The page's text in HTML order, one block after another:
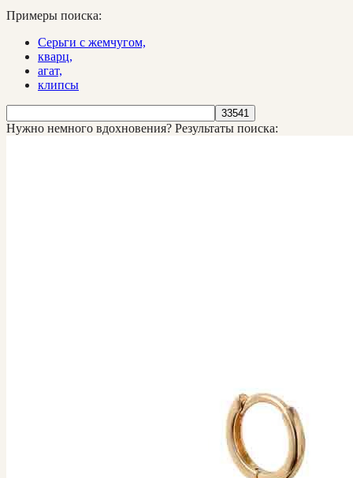
Примеры поиска:
Серьги с жемчугом,
кварц,
агат,
клипсы
Нужно немного вдохновения? Результаты поиска: